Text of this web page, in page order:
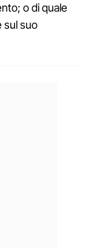
o di quale
sul suo